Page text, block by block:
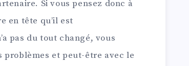
Si vous pensez donc à
en tête qu’il est
pas du tout changé, vous
problèmes et peut-être avec le